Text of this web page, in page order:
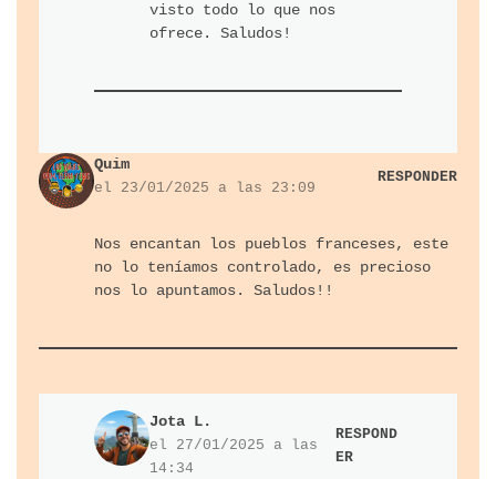
visto todo lo que nos
ofrece. Saludos!
Quim
el 23/01/2025 a las 23:09
RESPONDER
Nos encantan los pueblos franceses, este
no lo teníamos controlado, es precioso
nos lo apuntamos. Saludos!!
Jota L.
el 27/01/2025 a las
14:34
RESPOND
ER